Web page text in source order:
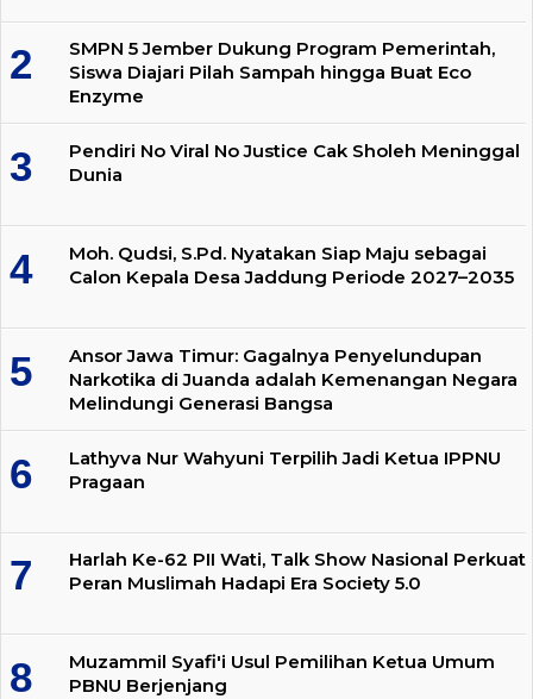
SMPN 5 Jember Dukung Program Pemerintah,
Siswa Diajari Pilah Sampah hingga Buat Eco
Enzyme
Pendiri No Viral No Justice Cak Sholeh Meninggal
Dunia
Moh. Qudsi, S.Pd. Nyatakan Siap Maju sebagai
Calon Kepala Desa Jaddung Periode 2027–2035
Ansor Jawa Timur: Gagalnya Penyelundupan
Narkotika di Juanda adalah Kemenangan Negara
Melindungi Generasi Bangsa
Lathyva Nur Wahyuni Terpilih Jadi Ketua IPPNU
Pragaan
Harlah Ke-62 PII Wati, Talk Show Nasional Perkuat
Peran Muslimah Hadapi Era Society 5.0
Muzammil Syafi'i Usul Pemilihan Ketua Umum
PBNU Berjenjang